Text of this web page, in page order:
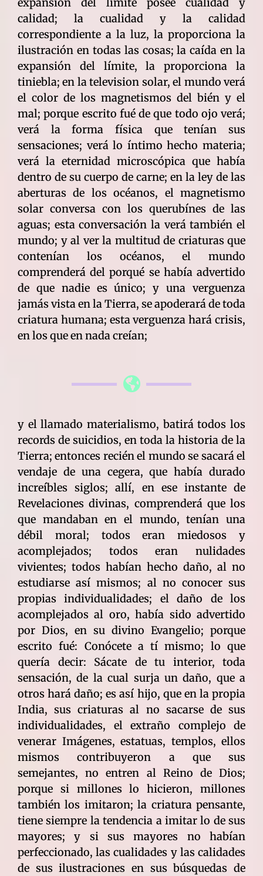
calidad; la cualidad y la calidad
correspondiente a la luz, la proporciona la
ilustración en todas las cosas; la caída en la
expansión del límite, la proporciona la
tiniebla; en la television solar, el mundo verá
el color de los magnetismos del bién y el
mal; porque escrito fué de que todo ojo verá;
verá la forma física que tenían sus
sensaciones; verá lo íntimo hecho materia;
verá la eternidad microscópica que había
dentro de su cuerpo de carne; en la ley de las
aberturas de los océanos, el magnetismo
solar conversa con los querubínes de las
aguas; esta conversación la verá también el
mundo; y al ver la multitud de criaturas que
contenían los océanos, el mundo
comprenderá del porqué se había advertido
de que nadie es único; y una verguenza
jamás vista en la Tierra, se apoderará de toda
criatura humana; esta verguenza hará crisis,
en los que en nada creían;
y el llamado materialismo, batirá todos los
records de suicidios, en toda la historia de la
Tierra; entonces recién el mundo se sacará el
vendaje de una cegera, que había durado
increíbles siglos; allí, en ese instante de
Revelaciones divinas, comprenderá que los
que mandaban en el mundo, tenían una
débil moral; todos eran miedosos y
acomplejados; todos eran nulidades
vivientes; todos habían hecho daño, al no
estudiarse así mismos; al no conocer sus
propias individualidades; el daño de los
acomplejados al oro, había sido advertido
por Dios, en su divino Evangelio; porque
escrito fué: Conócete a tí mismo; lo que
quería decir: Sácate de tu interior, toda
sensación, de la cual surja un daño, que a
otros hará daño; es así hijo, que en la propia
India, sus criaturas al no sacarse de sus
individualidades, el extraño complejo de
venerar Imágenes, estatuas, templos, ellos
mismos contribuyeron a que sus
semejantes, no entren al Reino de Dios;
porque si millones lo hicieron, millones
también los imitaron; la criatura pensante,
tiene siempre la tendencia a imitar lo de sus
mayores; y si sus mayores no habían
perfeccionado, las cualidades y las calidades
de sus ilustraciones en sus búsquedas de